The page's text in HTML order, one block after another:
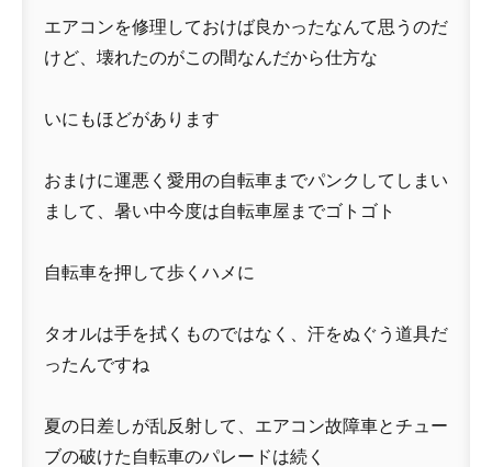
エアコンを修理しておけば良かったなんて思うのだ
けど、壊れたのがこの間なんだから仕方な
いにもほどがあります
おまけに運悪く愛用の自転車までパンクしてしまい
まして、暑い中今度は自転車屋までゴトゴト
自転車を押して歩くハメに
タオルは手を拭くものではなく、汗をぬぐう道具だ
ったんですね
夏の日差しが乱反射して、エアコン故障車とチュー
ブの破けた自転車のパレードは続く